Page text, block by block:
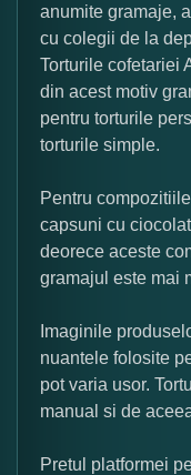
anumite gramaje,
cu colegii de la
Torturile cofetariei
din acest motiv
pentru torturile
torturile simple.
Pentru
capsuni cu
deorece aceste
gramajul este mai
Imaginile
nuantele folosite
pot varia usor.
manual si de
Pretul platformei